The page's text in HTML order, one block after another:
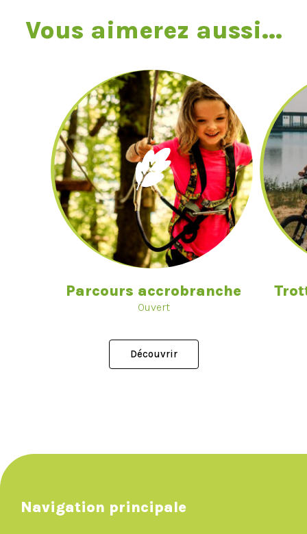
Vous aimerez aussi...
Parcours accrobranche
Ouvert
Découvrir
Navigation principale